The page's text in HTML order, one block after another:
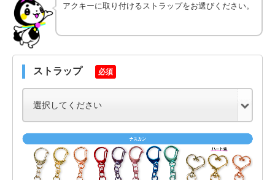
アクキーに取り付けるストラップをお選びください。
ストラップ 必須